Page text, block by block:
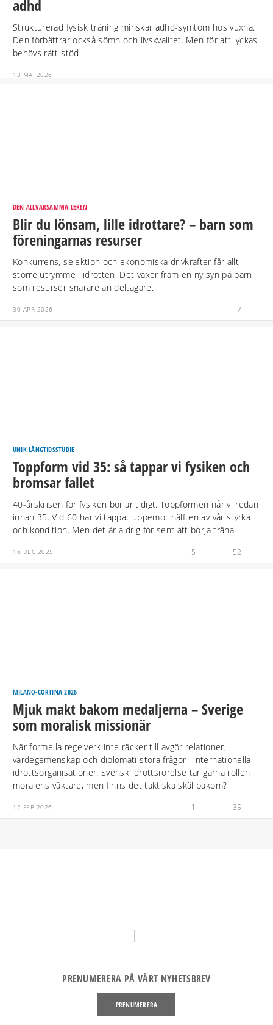
adhd
Strukturerad fysisk träning minskar adhd-symtom hos vuxna.
Den förbättrar också sömn och livskvalitet. Men för att lyckas
behövs rätt stöd.
13 MAJ 2026
DEN ALLVARSAMMA LEKEN
Blir du lönsam, lille idrottare? – barn som
föreningarnas resurser
Konkurrens, selektion och ekonomiska drivkrafter får allt
större utrymme i idrotten. Det växer fram en ny syn på barn
som resurser snarare än deltagare.
30 APR 2026 2
UNIK LÅNGTIDSSTUDIE
Toppform vid 35: så tappar vi fysiken och
bromsar fallet
40-årskrisen för fysiken börjar tidigt. Toppformen når vi redan
innan 35. Vid 60 har vi tappat uppemot hälften av vår styrka
och kondition. Men det är aldrig för sent att börja träna.
16 DEC 2025 5 52
MILANO-CORTINA 2026
Mjuk makt bakom medaljerna – Sverige
som moralisk missionär
När formella regelverk inte räcker till avgör relationer,
värdegemenskap och diplomati stora frågor i internationella
idrottsorganisationer. Svensk idrottsrörelse tar gärna rollen
moralens väktare, men finns det taktiska skäl bakom?
12 FEB 2026 1 35
PRENUMERERA PÅ VÅRT NYHETSBREV
PRENUMERERA